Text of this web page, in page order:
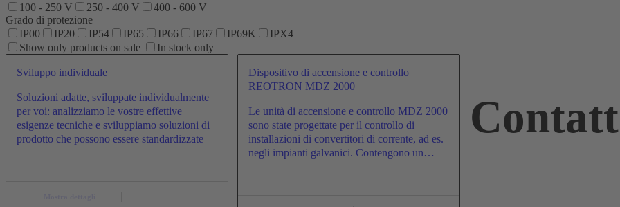
100 - 250 V
250 - 400 V
400 - 600 V
Grado di protezione
IP00
IP20 IP54 IP65 IP66 IP67 IP69K
IPX4
Show only products on sale
In stock only
Sviluppo individuale
Soluzioni adatte, sviluppate individualmente
per voi: analizziamo le vostre effettive
esigenze tecniche e sviluppiamo soluzioni di
prodotto che possono essere standardizzate
Dispositivo di accensione e controllo
REOTRON MDZ 2000
Le unità di accensione e controllo MDZ 2000
sono state progettate per il controllo di
installazioni di convertitori di corrente, ad es.
negli impianti galvanici. Contengono un…